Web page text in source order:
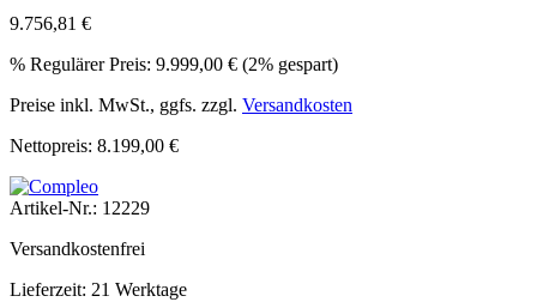
9.756,81 €
% Regulärer Preis: 9.999,00 € (2% gespart)
Preise inkl. MwSt., ggfs. zzgl. Versandkosten
Nettopreis: 8.199,00 €
Artikel-Nr.: 12229
Versandkostenfrei
Lieferzeit: 21 Werktage